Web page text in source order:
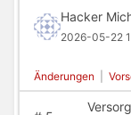
Hacker
2026-05-22
Änderungen